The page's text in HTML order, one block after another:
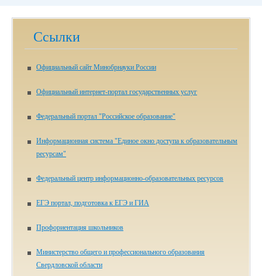
Ссылки
Официальный сайт Минобрнауки России
Официальный интернет-портал государственных услуг
Федеральный портал "Российское образование"
Информационная система "Единое окно доступа к образовательным
ресурсам"
Федеральный центр информационно-образовательных ресурсов
ЕГЭ портал, подготовка к ЕГЭ и ГИА
Профориентация школьников
Министерство общего и профессионального образования
Свердловской области